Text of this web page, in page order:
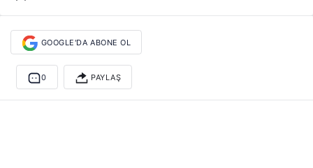
GOOGLE'DA ABONE OL
0 PAYLAŞ